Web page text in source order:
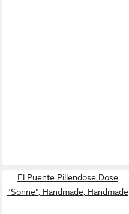
El Puente Pillendose Dose
"Sonne", Handmade, Handmade